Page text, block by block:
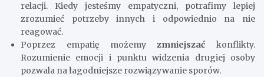
relacji. Kiedy jesteśmy empatyczni, potrafimy lepiej
zrozumieć potrzeby innych i odpowiednio na nie
reagować.
Poprzez empatię możemyzmniejszać konflikty.
Rozumienie emocji i punktu widzenia drugiej osoby
pozwala na łagodniejsze rozwiązywanie sporów.